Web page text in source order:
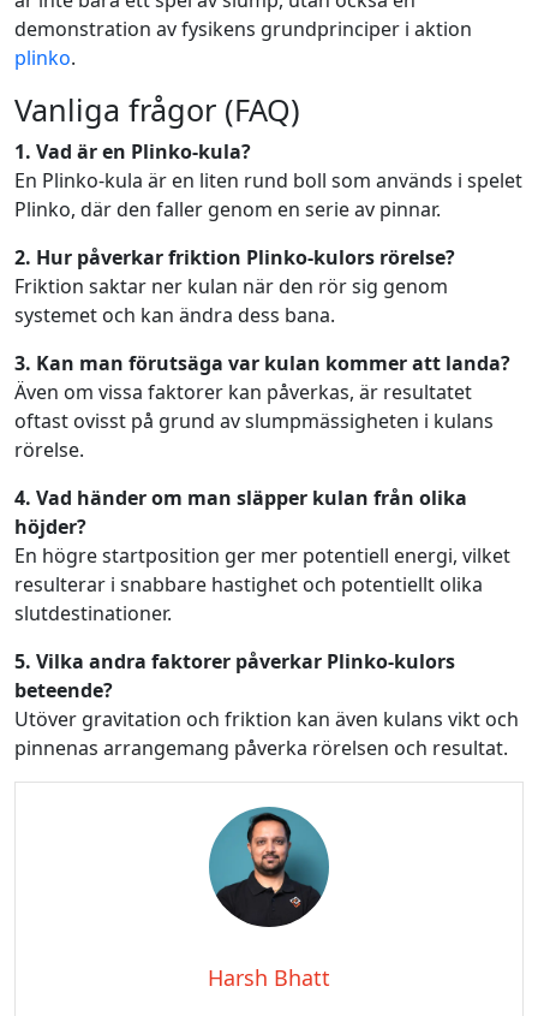
demonstration av fysikens grundprinciper i aktion
plinko.
Vanliga frågor (FAQ)
1. Vad är en Plinko-kula?
En Plinko-kula är en liten rund boll som används i spelet
Plinko, där den faller genom en serie av pinnar.
2. Hur påverkar friktion Plinko-kulors rörelse?
Friktion saktar ner kulan när den rör sig genom
systemet och kan ändra dess bana.
3. Kan man förutsäga var kulan kommer att landa?
Även om vissa faktorer kan påverkas, är resultatet
oftast ovisst på grund av slumpmässigheten i kulans
rörelse.
4. Vad händer om man släpper kulan från olika
höjder?
En högre startposition ger mer potentiell energi, vilket
resulterar i snabbare hastighet och potentiellt olika
slutdestinationer.
5. Vilka andra faktorer påverkar Plinko-kulors
beteende?
Utöver gravitation och friktion kan även kulans vikt och
pinnenas arrangemang påverka rörelsen och resultat.
Harsh Bhatt